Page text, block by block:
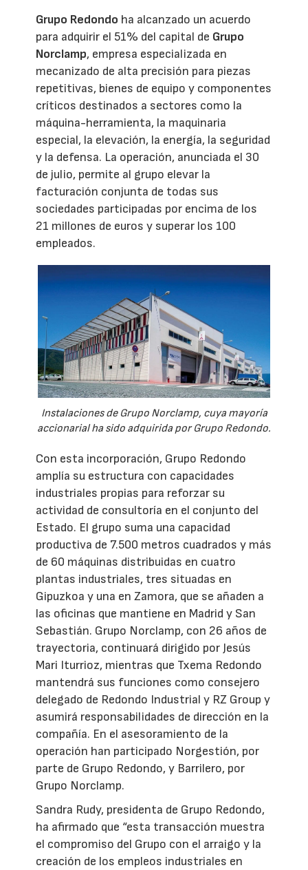
Grupo Redondo ha alcanzado un acuerdo
para adquirir el 51% del capital de Grupo
Norclamp, empresa especializada en
mecanizado de alta precisión para piezas
repetitivas, bienes de equipo y componentes
críticos destinados a sectores como la
máquina-herramienta, la maquinaria
especial, la elevación, la energía, la seguridad
y la defensa. La operación, anunciada el 30
de julio, permite al grupo elevar la
facturación conjunta de todas sus
sociedades participadas por encima de los
21 millones de euros y superar los 100
empleados.
Instalaciones de Grupo Norclamp, cuya mayoría
accionarial ha sido adquirida por Grupo Redondo.
Con esta incorporación, Grupo Redondo
amplía su estructura con capacidades
industriales propias para reforzar su
actividad de consultoría en el conjunto del
Estado. El grupo suma una capacidad
productiva de 7.500 metros cuadrados y más
de 60 máquinas distribuidas en cuatro
plantas industriales, tres situadas en
Gipuzkoa y una en Zamora, que se añaden a
las oficinas que mantiene en Madrid y San
Sebastián. Grupo Norclamp, con 26 años de
trayectoria, continuará dirigido por Jesús
Mari Iturrioz, mientras que Txema Redondo
mantendrá sus funciones como consejero
delegado de Redondo Industrial y RZ Group y
asumirá responsabilidades de dirección en la
compañía. En el asesoramiento de la
operación han participado Norgestión, por
parte de Grupo Redondo, y Barrilero, por
Grupo Norclamp.
Sandra Rudy, presidenta de Grupo Redondo,
ha afirmado que “esta transacción muestra
el compromiso del Grupo con el arraigo y la
creación de los empleos industriales en